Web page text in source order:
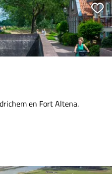
en Fort Altena.